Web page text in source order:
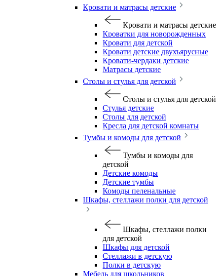
Кровати и матрасы детские
Кровати и матрасы детские
Кроватки для новорожденных
Кровати для детской
Кровати детские двухъярусные
Кровати-чердаки детские
Матрасы детские
Столы и стулья для детской
Столы и стулья для детской
Стулья детские
Столы для детской
Кресла для детской комнаты
Тумбы и комоды для детской
Тумбы и комоды для
детской
Детские комоды
Детские тумбы
Комоды пеленальные
Шкафы, стеллажи полки для детской
Шкафы, стеллажи полки
для детской
Шкафы для детской
Стеллажи в детскую
Полки в детскую
Мебель для школьников